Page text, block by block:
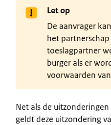
Let op
De aanvrager
het
toeslagpartner
burger als er
voorwaarden van
Net als de
geldt deze uitzondering